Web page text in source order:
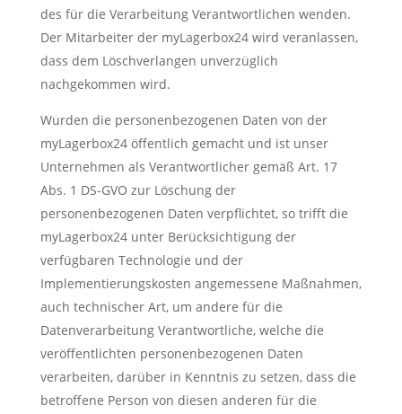
des für die Verarbeitung Verantwortlichen wenden.
Der Mitarbeiter der myLagerbox24 wird veranlassen,
dass dem Löschverlangen unverzüglich
nachgekommen wird.
Wurden die personenbezogenen Daten von der
myLagerbox24 öffentlich gemacht und ist unser
Unternehmen als Verantwortlicher gemäß Art. 17
Abs. 1 DS-GVO zur Löschung der
personenbezogenen Daten verpflichtet, so trifft die
myLagerbox24 unter Berücksichtigung der
verfügbaren Technologie und der
Implementierungskosten angemessene Maßnahmen,
auch technischer Art, um andere für die
Datenverarbeitung Verantwortliche, welche die
veröffentlichten personenbezogenen Daten
verarbeiten, darüber in Kenntnis zu setzen, dass die
betroffene Person von diesen anderen für die